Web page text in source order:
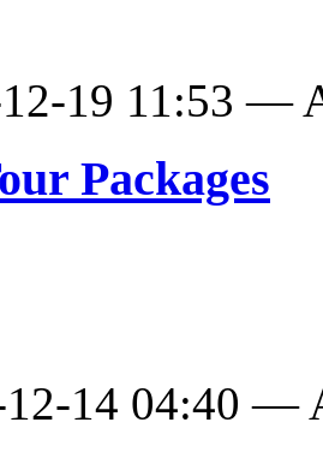
19 11:53 —
Packages
14 04:40 —